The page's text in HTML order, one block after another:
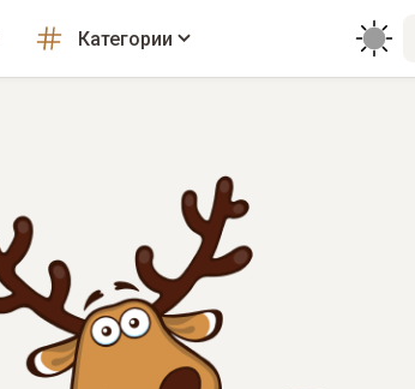
Категории